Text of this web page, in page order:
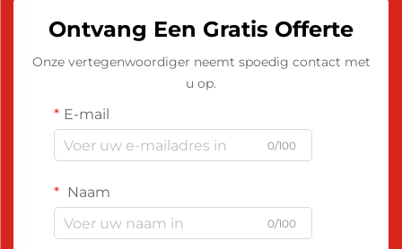
Ontvang Een Gratis Offerte
Onze vertegenwoordiger neemt spoedig contact met
u op.
E-mail
0/100
Naam
0/100